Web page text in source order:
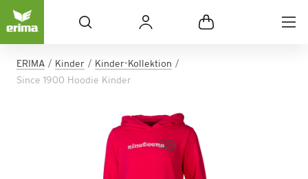
ERIMA Kinder
Kinder-Kollektion
Since 1900 Hoodie Kinder